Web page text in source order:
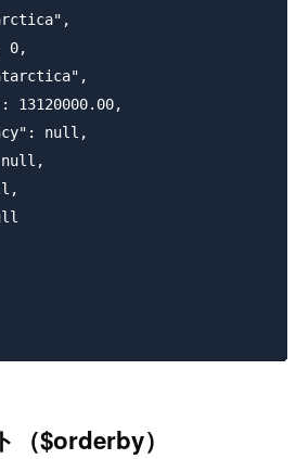
0,
13120000.00,
null,
（$orderby）